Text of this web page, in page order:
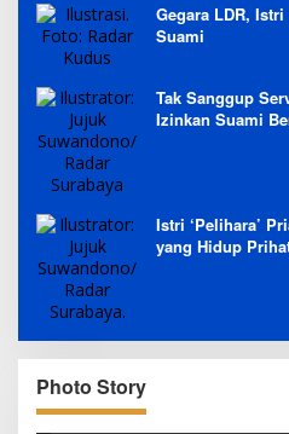
Gegara LDR,
Suami
Tak Sanggup
Izinkan Suami
Istri ‘Pelihara’
yang Hidup
Photo Story
SEJAK DINI